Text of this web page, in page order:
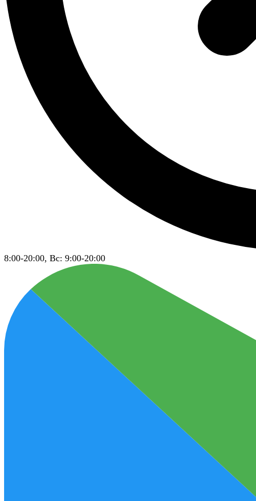
8:00-20:00, Вс: 9:00-20:00